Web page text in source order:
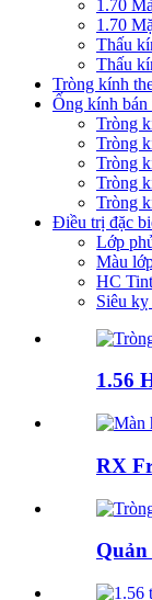
1.70
1.70
Thấu
Thấu
Tròng kính
Ống kính bán
Tròng
Tròng
Tròng
Tròng
Tròng
Điều trị đặc
Lớp
Màu
HC
Siêu
1.56
RX